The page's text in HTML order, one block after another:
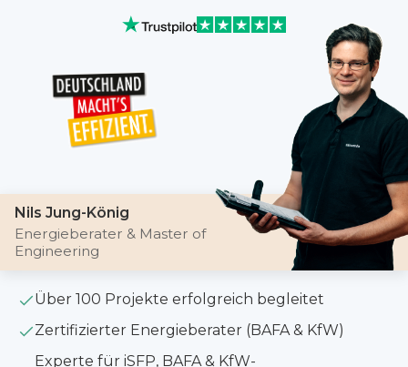
Nils Jung-König
Energieberater & Master of
Engineering
Über 100 Projekte erfolgreich begleitet
Zertifizierter Energieberater (BAFA & KfW)
Experte für iSFP, BAFA & KfW-